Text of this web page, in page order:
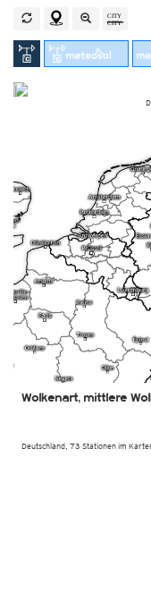
Deutschland, 73 Stationen im
Wolkenart, mittlere